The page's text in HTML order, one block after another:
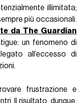
illimitata;
più occasionali.
da The Guardian
un fenomeno di
all’eccesso di
frustrazione e
Il risultato, dunque,